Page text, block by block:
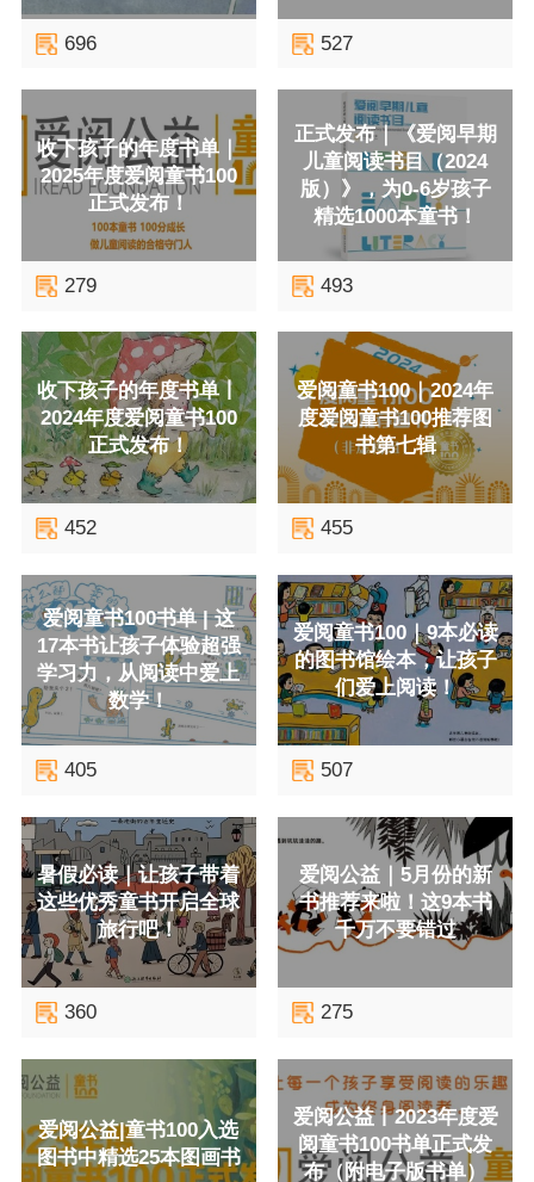
696 527
收下孩子的年度书单｜
2025年度爱阅童书100
正式发布！
279
正式发布｜《爱阅早期
儿童阅读书目（2024
版）》，为0-6岁孩子
精选1000本童书！
493
收下孩子的年度书单丨
2024年度爱阅童书100
正式发布！
452
爱阅童书100｜2024年
度爱阅童书100推荐图
书第七辑
455
爱阅童书100书单 | 这
17本书让孩子体验超强
学习力，从阅读中爱上
数学！
405
爱阅童书100｜9本必读
的图书馆绘本，让孩子
们爱上阅读！
507
暑假必读｜让孩子带着
这些优秀童书开启全球
旅行吧！
360
爱阅公益｜5月份的新
书推荐来啦！这9本书
千万不要错过
275
爱阅公益|童书100入选
图书中精选25本图画书
爱阅公益丨2023年度爱
阅童书100书单正式发
布（附电子版书单）